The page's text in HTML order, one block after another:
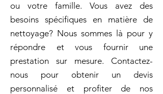
ou votre famille. Vous avez des
besoins spécifiques en matière de
nettoyage? Nous sommes là pour y
répondre et vous fournir une
prestation sur mesure. Contactez-
nous pour obtenir un devis
personnalisé et profiter de nos